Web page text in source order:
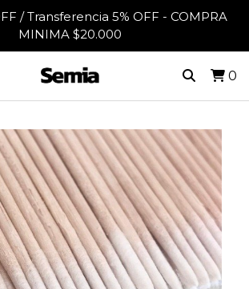
/ Transferencia 5% OFF - COMPRA
MINIMA $20.000
0